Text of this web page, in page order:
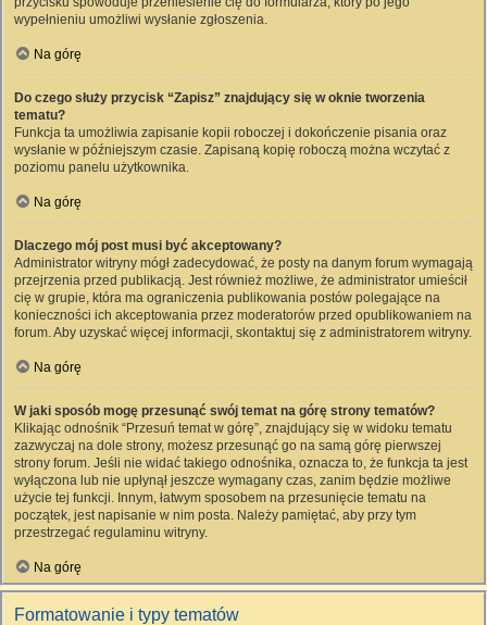
wypełnieniu umożliwi wysłanie zgłoszenia.
Na górę
Do czego służy przycisk “Zapisz” znajdujący się w oknie tworzenia
tematu?
Funkcja ta umożliwia zapisanie kopii roboczej i dokończenie pisania oraz
wysłanie w późniejszym czasie. Zapisaną kopię roboczą można wczytać z
poziomu panelu użytkownika.
Na górę
Dlaczego mój post musi być akceptowany?
Administrator witryny mógł zadecydować, że posty na danym forum wymagają
przejrzenia przed publikacją. Jest również możliwe, że administrator umieścił
cię w grupie, która ma ograniczenia publikowania postów polegające na
konieczności ich akceptowania przez moderatorów przed opublikowaniem na
forum. Aby uzyskać więcej informacji, skontaktuj się z administratorem witryny.
Na górę
W jaki sposób mogę przesunąć swój temat na górę strony tematów?
Klikając odnośnik “Przesuń temat w górę”, znajdujący się w widoku tematu
zazwyczaj na dole strony, możesz przesunąć go na samą górę pierwszej
strony forum. Jeśli nie widać takiego odnośnika, oznacza to, że funkcja ta jest
wyłączona lub nie upłynął jeszcze wymagany czas, zanim będzie możliwe
użycie tej funkcji. Innym, łatwym sposobem na przesunięcie tematu na
początek, jest napisanie w nim posta. Należy pamiętać, aby przy tym
przestrzegać regulaminu witryny.
Na górę
Formatowanie i typy tematów